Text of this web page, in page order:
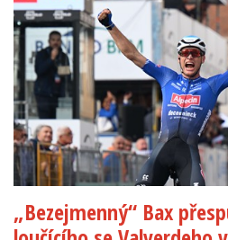
„Bezejmenný“ Bax